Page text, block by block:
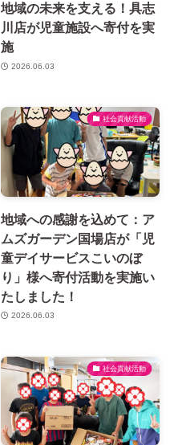
地域の未来を支える！具志
川店が児童施設へ寄付を実
施
2026.06.03
社会貢献活動
地域への感謝を込めて：ア
ムズガーデン国場店が「児
童デイサービスこいのぼ
り」様へ寄付活動を実施い
たしました！
2026.06.03
社会貢献活動